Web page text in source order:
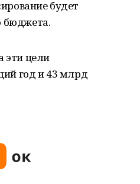
будет
бюджета.
эти цели
год и 43 млрд